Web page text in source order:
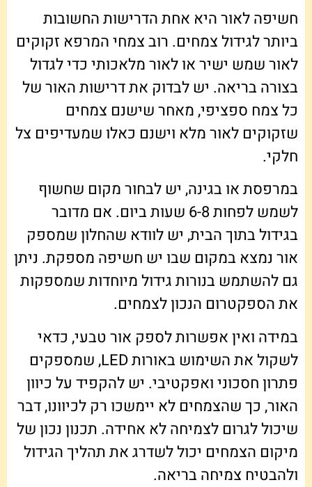
חשיפה לאור היא אחת הדרישות החשובות
ביותר לגידול צמחים. רוב צמחי המרפא זקוקים
לאור שמש ישיר או לאור מלאכותי כדי לגדול
בצורה בריאה. יש לבדוק את דרישות האור של
כל צמח ספציפי, מאחר שישנם צמחים
שזקוקים לאור מלא וישנם כאלו שמעדיפים צל
חלקי.
במרפסת או בגינה, יש לבחור מקום שחשוף
לשמש לפחות 6-8 שעות ביום. אם מדובר
בגידול בתוך הבית, יש לוודא שהחלון שמספק
אור נמצא במקום שבו יש חשיפה מספקת. ניתן
גם להשתמש בנורות גידול מיוחדות שמספקות
את הספקטרום הנכון לצמחים.
במידה ואין אפשרות לספק אור טבעי, כדאי
לשקול את השימוש באורות LED, שמספקים
פתרון חסכוני ואפקטיבי. יש להקפיד על כיוון
האור, כך שהצמחים לא יימשכו רק לכיוונו, דבר
שיכול לגרום לצמיחה לא אחידה. תכנון נכון של
מיקום הצמחים יכול לשדרג את תהליך הגידול
ולהבטיח צמיחה בריאה.